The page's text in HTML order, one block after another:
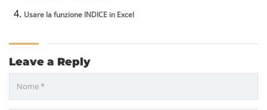
Usare la funzione INDICE in Excel
Leave a Reply